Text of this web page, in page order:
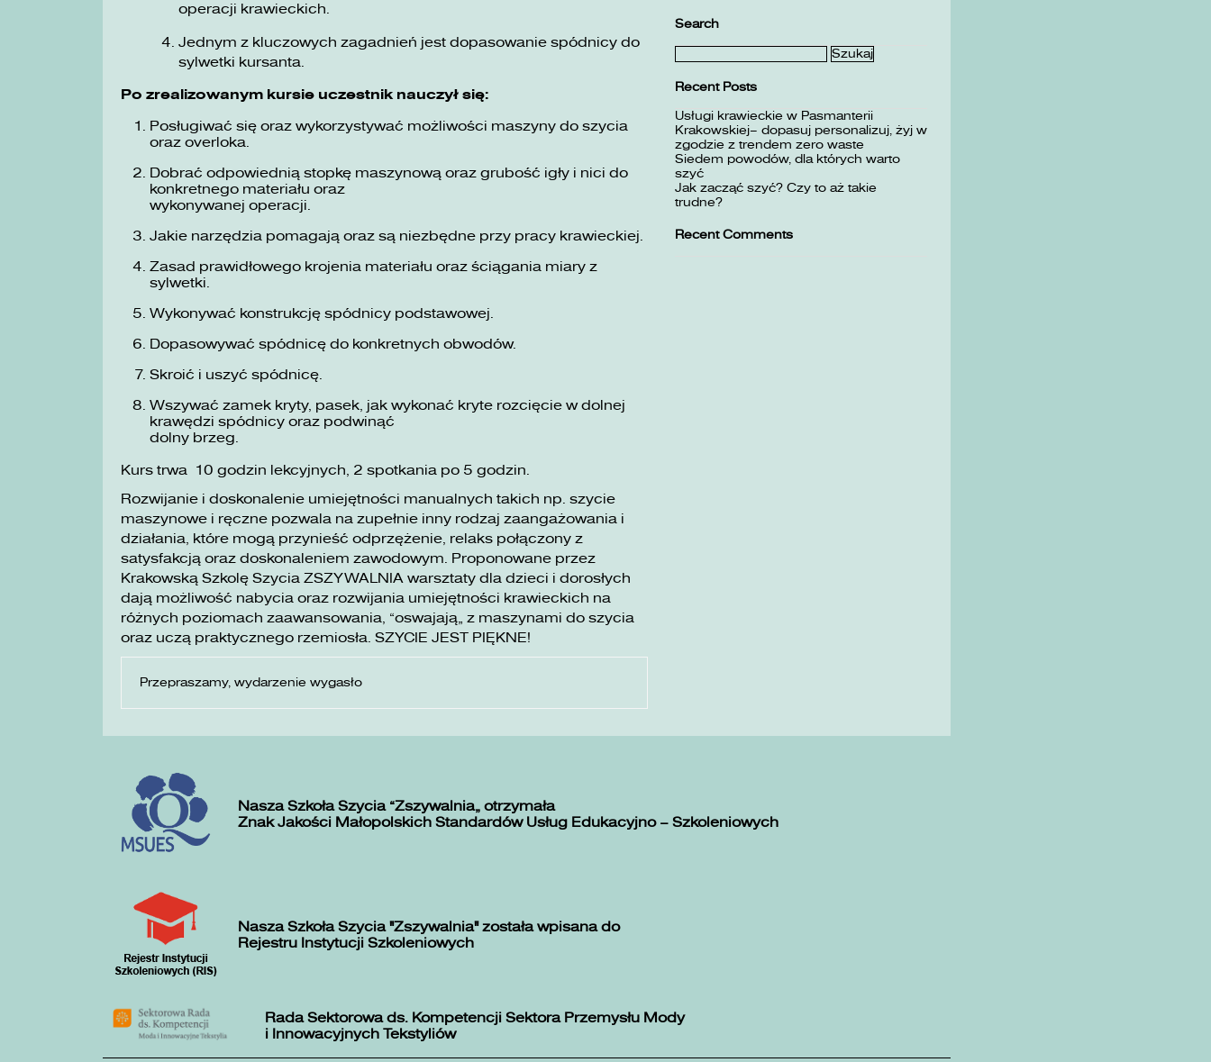
operacji krawieckich.
Jednym z kluczowych zagadnień jest dopasowanie spódnicy do
sylwetki kursanta.
Po zrealizowanym kursie uczestnik nauczył się:
Posługiwać się oraz wykorzystywać możliwości maszyny do szycia
oraz overloka.
Dobrać odpowiednią stopkę maszynową oraz grubość igły i nici do
konkretnego materiału oraz
wykonywanej operacji.
Jakie narzędzia pomagają oraz są niezbędne przy pracy krawieckiej.
Zasad prawidłowego krojenia materiału oraz ściągania miary z
sylwetki.
Wykonywać konstrukcję spódnicy podstawowej.
Dopasowywać spódnicę do konkretnych obwodów.
Skroić i uszyć spódnicę.
Wszywać zamek kryty, pasek, jak wykonać kryte rozcięcie w dolnej
krawędzi spódnicy oraz podwinąć
dolny brzeg.
Kurs trwa 10 godzin lekcyjnych, 2 spotkania po 5 godzin.
Rozwijanie i doskonalenie umiejętności manualnych takich np. szycie
maszynowe i ręczne pozwala na zupełnie inny rodzaj zaangażowania i
działania, które mogą przynieść odprzężenie, relaks połączony z
satysfakcją oraz doskonaleniem zawodowym. Proponowane przez
Krakowską Szkolę Szycia ZSZYWALNIA warsztaty dla dzieci i dorosłych
dają możliwość nabycia oraz rozwijania umiejętności krawieckich na
różnych poziomach zaawansowania, „oswajają” z maszynami do szycia
oraz uczą praktycznego rzemiosła. SZYCIE JEST PIĘKNE!
Przepraszamy, wydarzenie wygasło
Search
Szukaj:
Recent Posts
Usługi krawieckie w Pasmanterii
Krakowskiej– dopasuj personalizuj, żyj w
zgodzie z trendem zero waste
Siedem powodów, dla których warto
szyć
Jak zacząć szyć? Czy to aż takie
trudne?
Recent Comments
Nasza Szkoła Szycia „Zszywalnia” otrzymała
Znak Jakości Małopolskich Standardów Usług Edukacyjno – Szkoleniowych
Nasza Szkoła Szycia "Zszywalnia" została wpisana do
Rejestru Instytucji Szkoleniowych
Rada Sektorowa ds. Kompetencji Sektora Przemysłu Mody
i Innowacyjnych Tekstyliów